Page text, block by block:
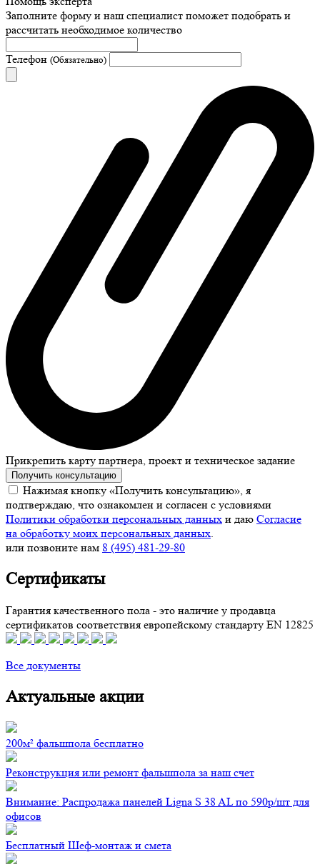
Заполните форму и наш специалист поможет подобрать и
рассчитать необходимое количество
Телефон (Обязательно)
Прикрепить карту партнера, проект и техническое задание
Получить консультацию
Нажимая кнопку «Получить консультацию», я
подтверждаю, что ознакомлен и согласен с условиями
Политики обработки персональных данных и даю Согласие
на обработку моих персональных данных.
или позвоните нам 8 (495) 481-29-80
Сертификаты
Гарантия качественного пола - это наличие у продавца
сертификатов соответствия европейскому стандарту EN 12825
Все документы
Актуальные акции
200м² фальшпола бесплатно
Реконструкция или ремонт фальшпола за наш счет
Внимание: Распродажа панелей Ligna S 38 AL по 590р/шт для
офисов
Бесплатный Шеф-монтаж и смета